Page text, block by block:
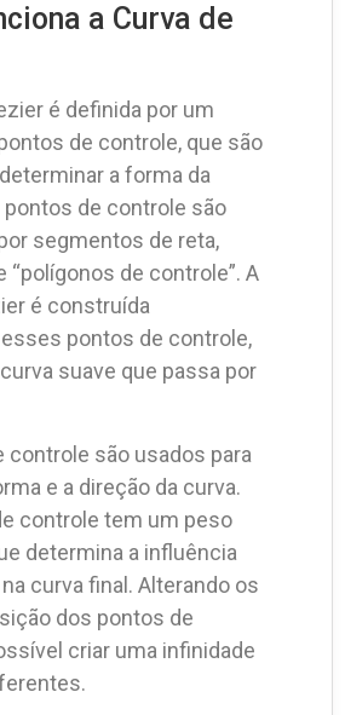
a Curva de
é definida por um
de controle, que são
a forma da
pontos de controle são
segmentos de reta,
“polígonos de controle”. A
é construída
pontos de controle,
suave que passa por
controle são usados para
e a direção da curva.
controle tem um peso
determina a influência
curva final. Alterando os
dos pontos de
criar uma infinidade